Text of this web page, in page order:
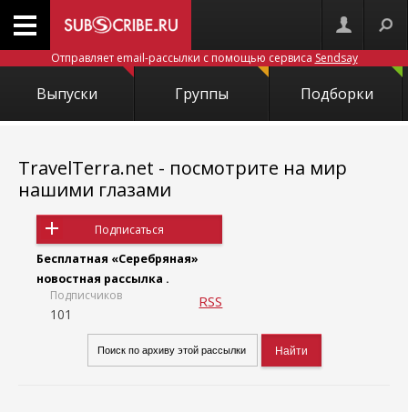
Отправляет email-рассылки с помощью сервиса Sendsay
Выпуски Группы Подборки
TravelTerra.net - посмотрите на мир
нашими глазами
Подписаться
Бесплатная «Серебряная»
новостная рассылка .
Подписчиков
101
RSS